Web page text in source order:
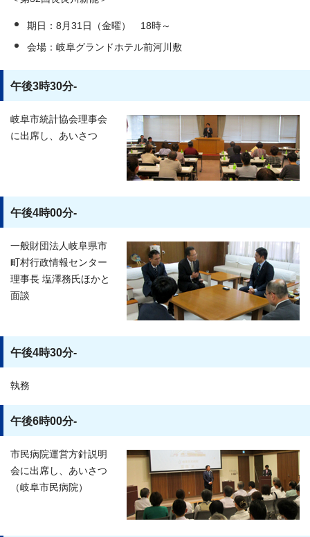
期日：8月31日（金曜） 18時～
会場：岐阜グランドホテル前河川敷
午後3時30分-
岐阜市統計協会理事会
に出席し、あいさつ
午後4時00分-
一般財団法人岐阜県市
町村行政情報センター
理事長 塩澤務氏ほかと
面談
午後4時30分-
執務
午後6時00分-
市民病院運営方針説明
会に出席し、あいさつ
（岐阜市民病院）